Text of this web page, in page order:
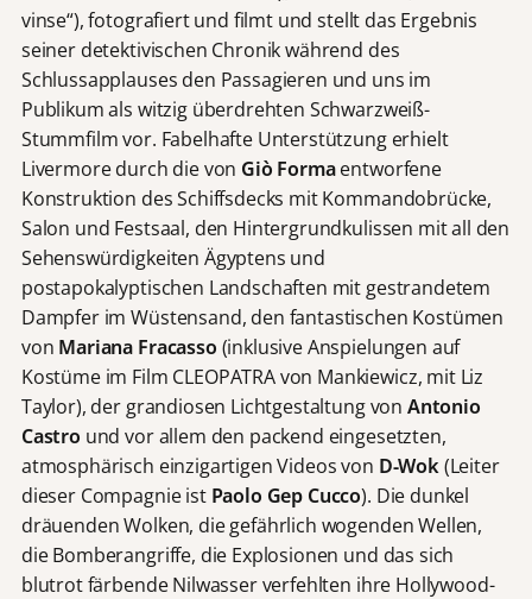
vinse“), fotografiert und filmt und stellt das Ergebnis
seiner detektivischen Chronik während des
Schlussapplauses den Passagieren und uns im
Publikum als witzig überdrehten Schwarzweiß-
Stummfilm vor. Fabelhafte Unterstützung erhielt
Livermore durch die von Giò Formaentworfene
Konstruktion des Schiffsdecks mit Kommandobrücke,
Salon und Festsaal, den Hintergrundkulissen mit all den
Sehenswürdigkeiten Ägyptens und
postapokalyptischen Landschaften mit gestrandetem
Dampfer im Wüstensand, den fantastischen Kostümen
von Mariana Fracasso (inklusive Anspielungen auf
Kostüme im Film CLEOPATRA von Mankiewicz, mit Liz
Taylor), der grandiosen Lichtgestaltung von Antonio
Castro und vor allem den packend eingesetzten,
atmosphärisch einzigartigen Videos von D-Wok(Leiter
dieser Compagnie ist Paolo Gep Cucco). Die dunkel
dräuenden Wolken, die gefährlich wogenden Wellen,
die Bomberangriffe, die Explosionen und das sich
blutrot färbende Nilwasser verfehlten ihre Hollywood-